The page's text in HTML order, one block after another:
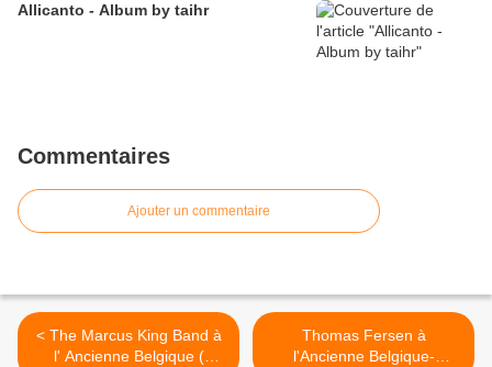
Allicanto - Album by taihr
Commentaires
Ajouter un commentaire
< The Marcus King Band à
l' Ancienne Belgique (
Thomas Fersen à
l'Ancienne Belgique-